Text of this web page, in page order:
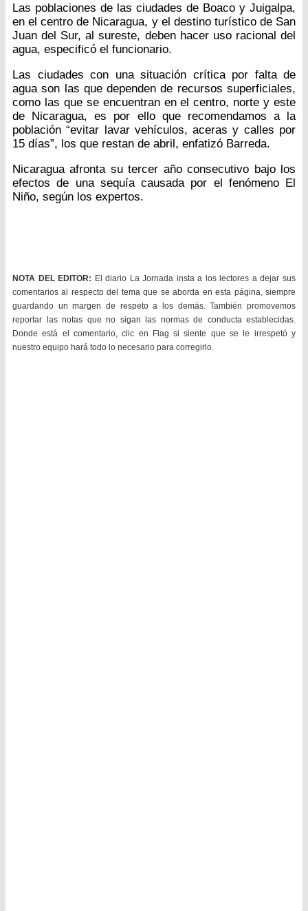
Las poblaciones de las ciudades de Boaco y Juigalpa,
en el centro de Nicaragua, y el destino turístico de San
Juan del Sur, al sureste, deben hacer uso racional del
agua, especificó el funcionario.
Las ciudades con una situación crítica por falta de
agua son las que dependen de recursos superficiales,
como las que se encuentran en el centro, norte y este
de Nicaragua, es por ello que recomendamos a la
población “evitar lavar vehículos, aceras y calles por
15 días”, los que restan de abril, enfatizó Barreda.
Nicaragua afronta su tercer año consecutivo bajo los
efectos de una sequía causada por el fenómeno El
Niño, según los expertos.
NOTA DEL EDITOR: El diario La Jornada insta a los lectores a dejar sus
comentarios al respecto del tema que se aborda en esta página, siempre
guardando un margen de respeto a los demás. También promovemos
reportar las notas que no sigan las normas de conducta establecidas.
Donde está el comentario, clic en Flag si siente que se le irrespetó y
nuestro equipo hará todo lo necesario para corregirlo.